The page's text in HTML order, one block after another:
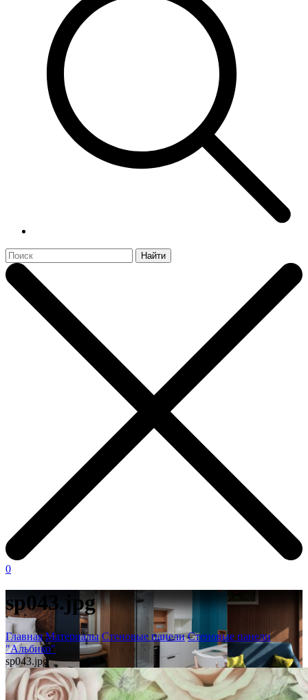
Найти
0
sp043.jpg
Главная Материалы Стеновые панели Стеновые панели
"Альбико"
sp043.jpg